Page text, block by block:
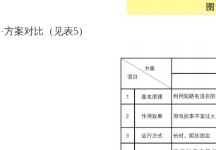
·方案对比（见表5）